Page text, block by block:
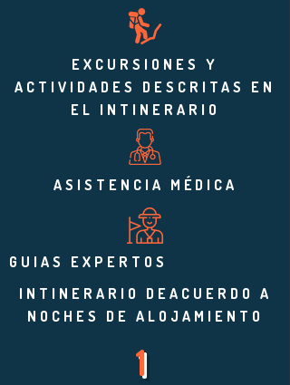
EXCURSIONES Y
ACTIVIDADES DESCRITAS EN
EL INTINERARIO
ASISTENCIA MÉDICA
1
GUIAS EXPERTOS
INTINERARIO DEACUERDO A
NOCHES DE ALOJAMIENTO